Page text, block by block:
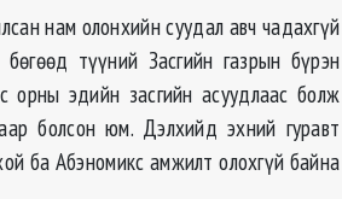
нам олонхийн суудал авч чадахгүй
түүний Засгийн газрын бүрэн
орны эдийн засгийн асуудлаас болж
болсон юм. Дэлхийд эхний гуравт
ба Абэномикс амжилт олохгүй байна